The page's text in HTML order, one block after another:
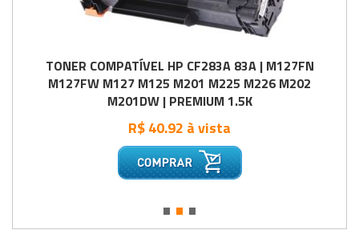
TONER COMPATÍVEL HP CF283A 83A | M127FN
M127FW M127 M125 M201 M225 M226 M202
M201DW | PREMIUM 1.5K
R$ 40.92 à vista
•••